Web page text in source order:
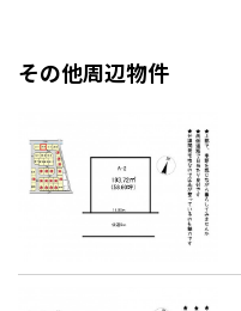
その他周辺物件